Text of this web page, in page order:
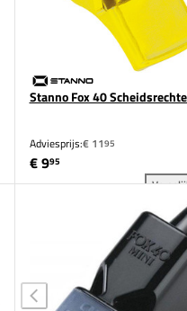
Stanno Fox 40
Adviesprijs:€ 1195
€ 995